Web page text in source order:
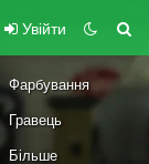
Увійти
Фарбування
Гравець
Більше